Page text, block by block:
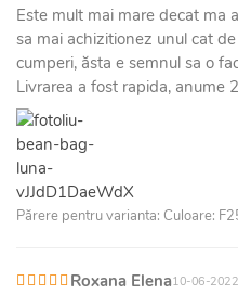
Este mult mai mare decat ma
sa mai achizitionez unul cat
cumperi, ăsta e semnul sa o
Livrarea a fost rapida, anume
Părere pentru varianta: Culoare:
Roxana Elena10-06-2022